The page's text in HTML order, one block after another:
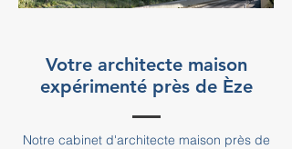
Votre architecte maison
expérimenté près de Èze
Notre cabinet d'architecte maison près de